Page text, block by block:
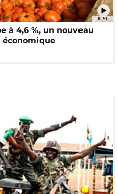
00:51
à 4,6 %, un nouveau